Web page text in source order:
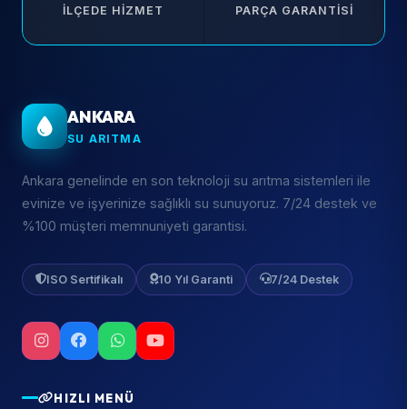
İLÇEDE HIZMET PARÇA GARANTISI
ANKARA
SU ARITMA
Ankara genelinde en son teknoloji su arıtma sistemleri ile
evinize ve işyerinize sağlıklı su sunuyoruz. 7/24 destek ve
%100 müşteri memnuniyeti garantisi.
ISO Sertifikalı 10 Yıl Garanti 7/24 Destek
HIZLI MENÜ